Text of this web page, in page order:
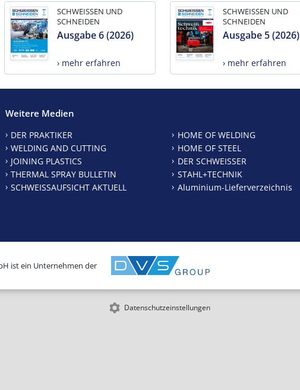
SCHWEISSEN UND
SCHNEIDEN
Ausgabe 6 (2026)
› mehr erfahren
SCHWEISSEN UND
SCHNEIDEN
Ausgabe 5 (2026)
› mehr erfahren
Weitere Medien
DER PRAKTIKER
WELDING AND CUTTING
JOINING PLASTICS
THERMAL SPRAY BULLETIN
SCHWEISSAUFSICHT AKTUELL
HOME OF WELDING
HOME OF STEEL
DER SCHWEISSER
STAHL+TECHNIK
Aluminium-Lieferverzeichnis
ist ein Unternehmen der
Datenschutzeinstellungen